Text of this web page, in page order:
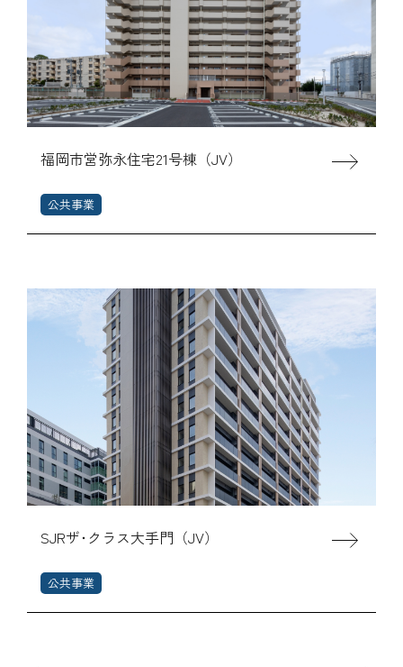
福岡市営弥永住宅21号棟（JV）
公共事業
SJRザ･クラス大手門（JV）
公共事業